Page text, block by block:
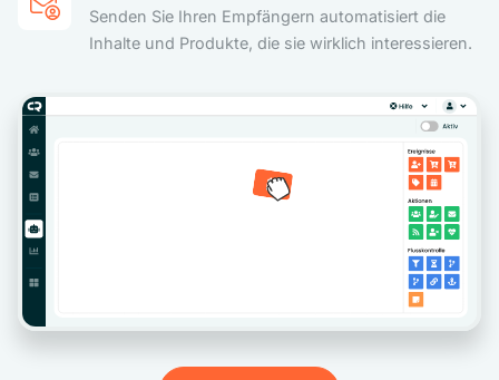
Senden Sie Ihren Empfängern automatisiert die
Inhalte und Produkte, die sie wirklich interessieren.